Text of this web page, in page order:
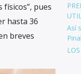
pues
hasta 36
breves
Así